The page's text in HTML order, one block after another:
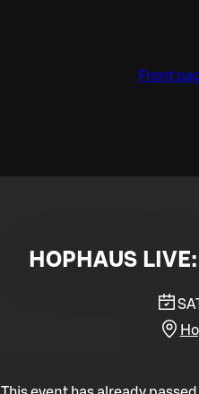
Front
HOPHAUS